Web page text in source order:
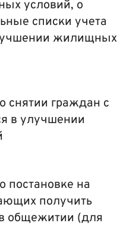
условий, о
списки учета
жилищных
обязан предоставить
несовершеннолетних
нуждающихся в
и (или) состоявших
- при принятии на учет
граждан, нуждающихся в
снятии граждан с
в улучшении
обязан предоставить
и
постановке на
получить
общежитии (для